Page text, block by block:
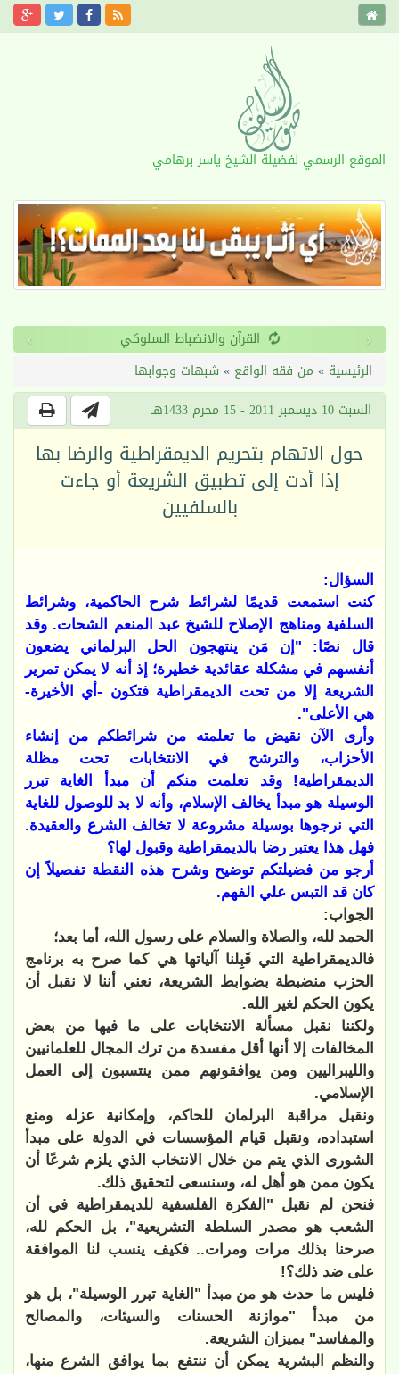
الموقع الرسمي لفضيلة الشيخ ياسر برهامي
القرآن والانضباط السلوكي ‹
›
الرئيسية » من فقه الواقع » شبهات وجوابها
السبت 10 ديسمبر 2011 - 15 محرم 1433هـ
حول الاتهام بتحريم الديمقراطية والرضا بها
إذا أدت إلى تطبيق الشريعة أو جاءت
بالسلفيين
السؤال:
كنت استمعت قديمًا لشرائط شرح الحاكمية، وشرائط
السلفية ومناهج الإصلاح للشيخ عبد المنعم الشحات. وقد
قال نصًا: "إن مَن ينتهجون الحل البرلماني يضعون
أنفسهم في مشكلة عقائدية خطيرة؛ إذ أنه لا يمكن تمرير
الشريعة إلا من تحت الديمقراطية فتكون -أي الأخيرة-
هي الأعلى".
وأرى الآن نقيض ما تعلمته من شرائطكم من إنشاء
الأحزاب، والترشح في الانتخابات تحت مظلة
الديمقراطية! وقد تعلمت منكم أن مبدأ الغاية تبرر
الوسيلة هو مبدأ يخالف الإسلام، وأنه لا بد للوصول للغاية
التي نرجوها بوسيلة مشروعة لا تخالف الشرع والعقيدة.
فهل هذا يعتبر رضا بالديمقراطية وقبول لها؟
أرجو من فضيلتكم توضيح وشرح هذه النقطة تفصيلاً إن
كان قد التبس علي الفهم.
الجواب:
الحمد لله، والصلاة والسلام على رسول الله، أما بعد؛
فالديمقراطية التي قَبِلنا آلياتها هي كما صرح به برنامج
الحزب منضبطة بضوابط الشريعة، نعني أننا لا نقبل أن
يكون الحكم لغير الله.
ولكننا نقبل مسألة الانتخابات على ما فيها من بعض
المخالفات إلا أنها أقل مفسدة من ترك المجال للعلمانيين
والليبراليين ومن يوافقونهم ممن ينتسبون إلى العمل
الإسلامي.
ونقبل مراقبة البرلمان للحاكم، وإمكانية عزله ومنع
استبداده، ونقبل قيام المؤسسات في الدولة على مبدأ
الشورى الذي يتم من خلال الانتخاب الذي يلزم شرعًا أن
يكون ممن هو أهل له، وسنسعى لتحقيق ذلك.
فنحن لم نقبل "الفكرة الفلسفية للديمقراطية في أن
الشعب هو مصدر السلطة التشريعية"، بل الحكم لله،
صرحنا بذلك مرات ومرات.. فكيف ينسب لنا الموافقة
على ضد ذلك؟!
فليس ما حدث هو من مبدأ "الغاية تبرر الوسيلة"، بل هو
من مبدأ "موازنة الحسنات والسيئات، والمصالح
والمفاسد" بميزان الشريعة.
والنظم البشرية يمكن أن ننتفع بما يوافق الشرع منها،